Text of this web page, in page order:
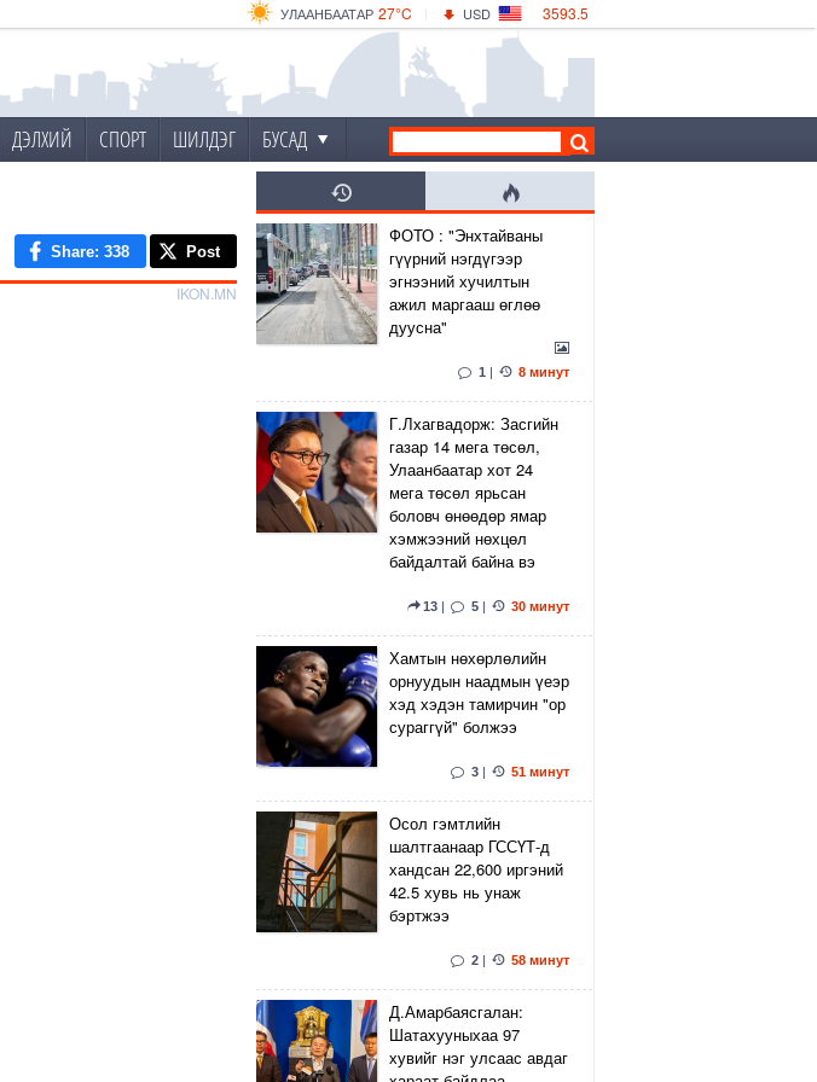
27°C
УЛААНБААТАР
31°C
ДАРХАН
28°C
ЭРДЭНЭТ
USD 3593.5
4146.36
ДЭЛХИЙ СПОРТ ШИЛДЭГ БУСАД
Share: 338 Post
IKON.MN
ФОТО : "Энхтайваны
гүүрний нэгдүгээр
эгнээний хучилтын
ажил маргааш өглөө
дуусна"
1 | 8 минут
Г.Лхагвадорж: Засгийн
газар 14 мега төсөл,
Улаанбаатар хот 24
мега төсөл ярьсан
боловч өнөөдөр ямар
хэмжээний нөхцөл
байдалтай байна вэ
13 | 5 | 30 минут
Хамтын нөхөрлөлийн
орнуудын наадмын үеэр
хэд хэдэн тамирчин "ор
сураггүй" болжээ
3 | 51 минут
Осол гэмтлийн
шалтгаанаар ГССҮТ-д
хандсан 22,600 иргэний
42.5 хувь нь унаж
бэртжээ
2 | 58 минут
Д.Амарбаясгалан:
Шатахууныхаа 97
хувийг нэг улсаас авдаг